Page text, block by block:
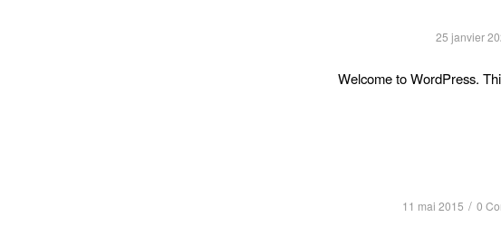
25 janvier
Welcome to WordPress.
11 mai 2015 / 0